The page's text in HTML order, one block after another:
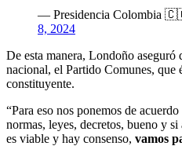
— Presidencia Colombia
8, 2024
De esta manera, Londoño aseguró
nacional, el Partido Comunes, que
constituyente.
“Para eso nos ponemos de
normas, leyes, decretos, bueno y
es viable y hay consenso, vamos